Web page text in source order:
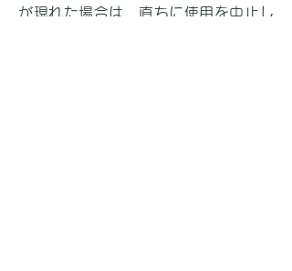
が現れた場合は、直ちに使用を中止し